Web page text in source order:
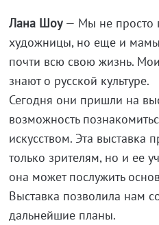
Лана Шоу— Мы не просто
художницы, но еще и
почти всю свою жизнь.
знают о русской культуре.
Сегодня они пришли на
возможность
искусством. Эта выставка
только зрителям, но и ее
она может послужить
Выставка позволила нам
дальнейшие планы.